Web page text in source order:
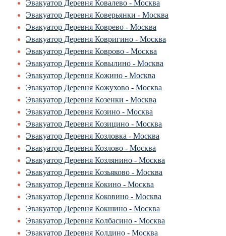
Эвакуатор Деревня Ковалево - Москва
Эвакуатор Деревня Коверьянки - Москва
Эвакуатор Деревня Коврево - Москва
Эвакуатор Деревня Ковригино - Москва
Эвакуатор Деревня Коврово - Москва
Эвакуатор Деревня Ковылино - Москва
Эвакуатор Деревня Кожино - Москва
Эвакуатор Деревня Кожухово - Москва
Эвакуатор Деревня Козенки - Москва
Эвакуатор Деревня Козино - Москва
Эвакуатор Деревня Козицино - Москва
Эвакуатор Деревня Козловка - Москва
Эвакуатор Деревня Козлово - Москва
Эвакуатор Деревня Козлянино - Москва
Эвакуатор Деревня Козьяково - Москва
Эвакуатор Деревня Кокино - Москва
Эвакуатор Деревня Коковино - Москва
Эвакуатор Деревня Кокшино - Москва
Эвакуатор Деревня Колбасино - Москва
Эвакуатор Деревня Колдино - Москва